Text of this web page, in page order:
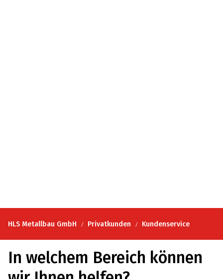
HLS Metallbau GmbH Privatkunden Kundenservice
In welchem Bereich können